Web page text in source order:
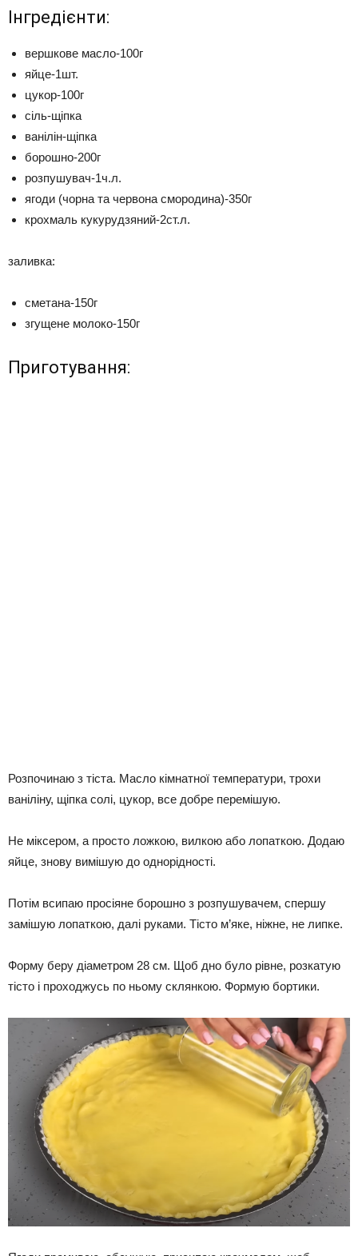
Інгредієнти:
вершкове масло-100г
яйце-1шт.
цукор-100г
сіль-щіпка
ванілін-щіпка
борошно-200г
розпушувач-1ч.л.
ягоди (чорна та червона смородина)-350г
крохмаль кукурудзяний-2ст.л.
заливка:
сметана-150г
згущене молоко-150г
Приготування:
Розпочинаю з тіста. Масло кімнатної температури, трохи
ваніліну, щіпка солі, цукор, все добре перемішую.
Не міксером, а просто ложкою, вилкою або лопаткою. Додаю
яйце, знову вимішую до однорідності.
Потім всипаю просіяне борошно з розпушувачем, спершу
замішую лопаткою, далі руками. Тісто м’яке, ніжне, не липке.
Форму беру діаметром 28 см. Щоб дно було рівне, розкатую
тісто і проходжусь по ньому склянкою. Формую бортики.